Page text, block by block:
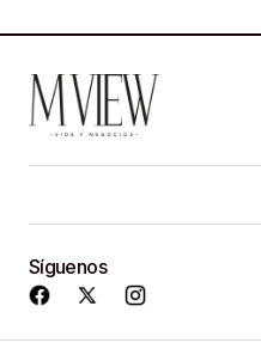
Síguenos